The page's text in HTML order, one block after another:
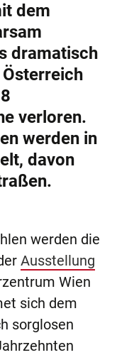
dem
dramatisch
verloren.
werden in
davon
werden die
Ausstellung
Wien
sich dem
sorglosen